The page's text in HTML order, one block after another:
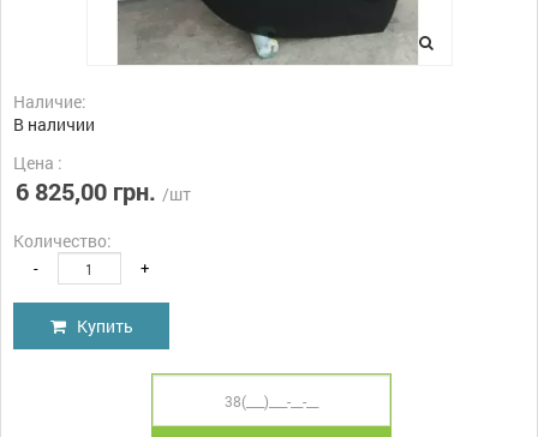
Наличие:
В наличии
Цена :
6 825,00 грн. /шт
Количество:
- +
Купить